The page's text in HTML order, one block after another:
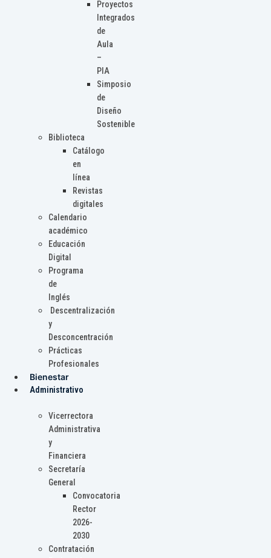
Proyectos
Integrados
de
Aula
–
PIA
Simposio
de
Diseño
Sostenible
Biblioteca
Catálogo
en
línea
Revistas
digitales
Calendario
académico
Educación
Digital
Programa
de
Inglés
Descentralización
y
Desconcentración
Prácticas
Profesionales
Bienestar
Administrativo
Vicerrectora
Administrativa
y
Financiera
Secretaría
General
Convocatoria
Rector
2026-
2030
Contratación